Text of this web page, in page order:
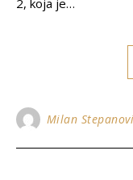
2, koja je…
Milan